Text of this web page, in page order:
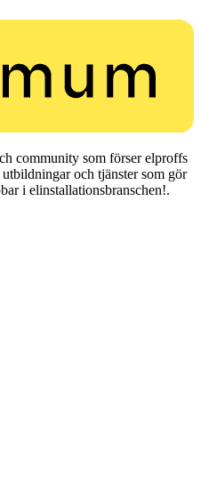
community som förser elproffs
och tjänster som gör
i elinstallationsbranschen!.